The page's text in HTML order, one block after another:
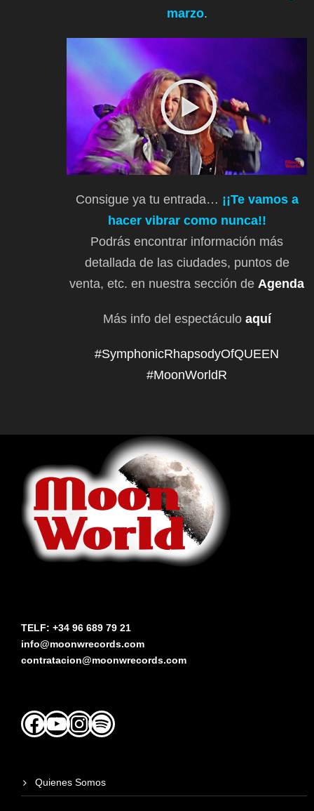
marzo.
Consigue ya tu entrada… ¡¡Te vamos a
hacer vibrar como nunca!!
Podrás encontrar información más
detallada de las ciudades, puntos de
venta, etc. en nuestra sección de Agenda
Más info del espectáculo aquí
#SymphonicRhapsodyOfQUEEN
#MoonWorldR
TELF: +34 96 689 79 21
info@moonwrecords.com
contratacion@moonwrecords.com
Facebook
YouTubeInstagram
Spotify
Quienes Somos